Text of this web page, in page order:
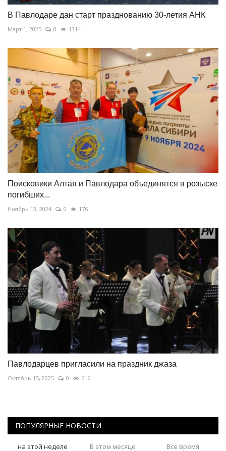
В Павлодаре дан старт празднованию 30-летия АНК
Март 1, 2025 0 1314
Поисковики Алтая и Павлодара объединятся в розыске
погибших...
Ноябрь 13, 2024 0 176
Павлодарцев пригласили на праздник джаза
Октябрь 15, 2025 0 616
ПОПУЛЯРНЫЕ НОВОСТИ
на этой неделе В этом месяце Все время